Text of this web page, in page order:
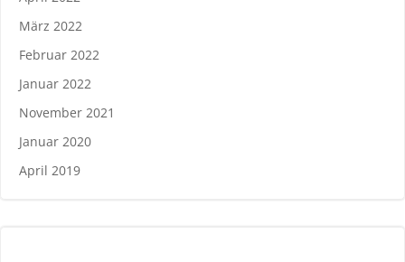
März 2022
Februar 2022
Januar 2022
November 2021
Januar 2020
April 2019